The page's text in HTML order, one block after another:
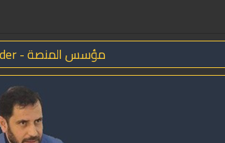
مؤسس المنصة - The Founder